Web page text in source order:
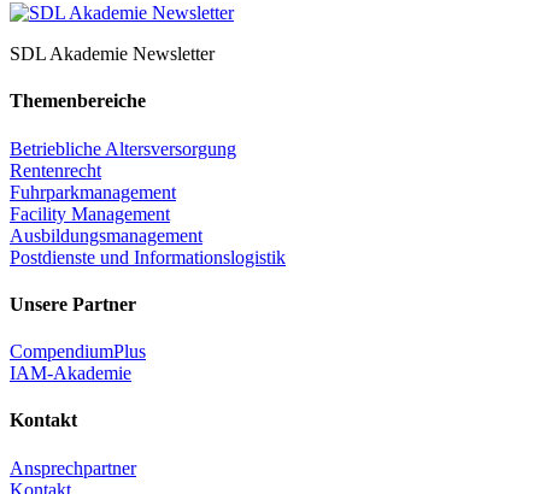
SDL Akademie Newsletter
Themenbereiche
Betriebliche Altersversorgung
Rentenrecht
Fuhrparkmanagement
Facility Management
Ausbildungsmanagement
Postdienste und Informationslogistik
Unsere Partner
CompendiumPlus
IAM-Akademie
Kontakt
Ansprechpartner
Kontakt